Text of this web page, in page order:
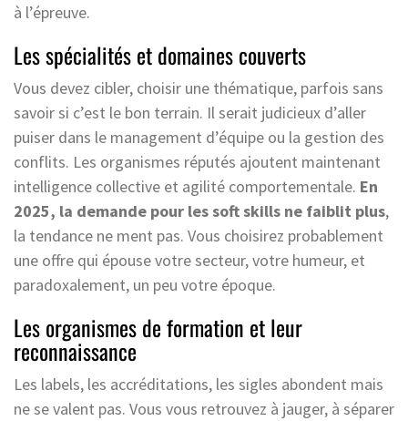
à l’épreuve.
Les spécialités et domaines couverts
Vous devez cibler, choisir une thématique, parfois sans
savoir si c’est le bon terrain. Il serait judicieux d’aller
puiser dans le management d’équipe ou la gestion des
conflits. Les organismes réputés ajoutent maintenant
intelligence collective et agilité comportementale. En
2025, la demande pour les soft skills ne faiblit plus,
la tendance ne ment pas. Vous choisirez probablement
une offre qui épouse votre secteur, votre humeur, et
paradoxalement, un peu votre époque.
Les organismes de formation et leur
reconnaissance
Les labels, les accréditations, les sigles abondent mais
ne se valent pas. Vous vous retrouvez à jauger, à séparer